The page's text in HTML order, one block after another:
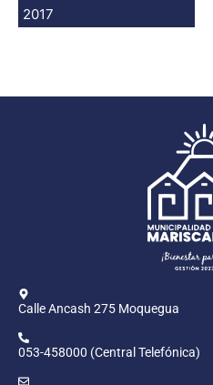
2017
Calle Ancash 275 Moquegua
053-458000 (Central Telefónica)